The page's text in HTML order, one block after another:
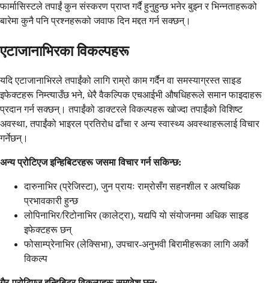
फार्मासिस्टले तपाईं कुन संस्करण प्राप्त गर्दै हुनुहुन्छ भनेर बुझ्न र भिन्नताहरूको
बारेमा कुनै पनि प्रश्नहरूको जवाफ दिन मद्दत गर्न सक्छन्।
एटाजानाभिरका विकल्पहरू
यदि एटाजानाभिरले तपाईंको लागि राम्रो काम गर्दैन वा समस्याग्रस्त साइड
इफेक्टहरू निम्त्याउँछ भने, धेरै वैकल्पिक एचआईभी औषधिहरूले समान फाइदाहरू
प्रदान गर्न सक्छन्। तपाईंको डाक्टरले विकल्पहरू खोज्दा तपाईंको विशिष्ट
अवस्था, तपाईंको भाइरल प्रतिरोध ढाँचा र अन्य स्वास्थ्य अवस्थाहरूलाई विचार
गर्नेछन्।
अन्य प्रोटिएज इन्हिबिटरहरू जसमा विचार गर्न सकिन्छ:
दारुनाभिर (प्रेजिस्टा), जुन प्रायः राम्रोसँग सहनशील र अत्यधिक
प्रभावकारी हुन्छ
लोपिनाभिर/रिटोनाभिर (कालेट्रा), यद्यपि यो संयोजनमा अधिक साइड
इफेक्टहरू छन्
फोसाम्प्रेनाभिर (लेक्सिभा), उपचार-अनुभवी बिरामीहरूका लागि अर्को
विकल्प